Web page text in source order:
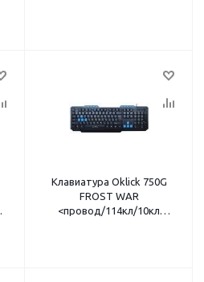
Клавиатура Oklick 750G
FROST WAR
<провод/114кл/10кл